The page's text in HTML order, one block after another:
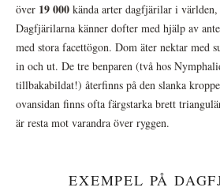
över 19 000 kända arter dagfjärilar i
Dagfjärilarna känner dofter med hjälp av
med stora facettögon. Dom äter nektar med
in och ut. De tre benparen (två hos
tillbakabildat!) återfinns på den slanka
ovansidan finns ofta färgstarka brett
är resta mot varandra över ryggen.
EXEMPEL PÅ